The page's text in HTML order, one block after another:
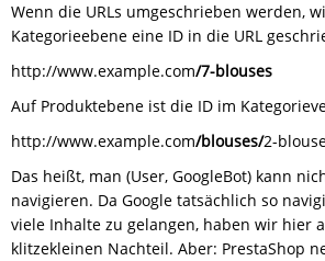
Wenn die URLs umgeschrieben werden,
Kategorieebene eine ID in die URL
http://www.example.com/7-blouses
Auf Produktebene ist die ID im
http://www.example.com/blouses/2-
Das heißt, man (User, GoogleBot) kann
navigieren. Da Google tatsächlich so
viele Inhalte zu gelangen, haben wir hier
klitzekleinen Nachteil. Aber: PrestaShop